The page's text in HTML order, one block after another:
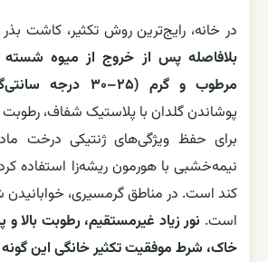
در خانه، رایج‌ترین روش تکثیر، کاشت
بلافاصله پس از خروج از میوه
مرطوب و گرم (۲۵–۳۰ درجه سانتی‌گراد) کاشته شود
پوشاندن گلدان با پلاستیک شفاف، رطوبت
برای حفظ ویژگی‌های ژنتیکی درخت
نیمه‌خشبی با هورمون ریشه‌زا استفاده
کند است. در مناطق گرمسیری، خوابانیدن
است. نور زیاد غیرمستقیم، رطوبت بالا
خاک، شرط موفقیت تکثیر خانگی این